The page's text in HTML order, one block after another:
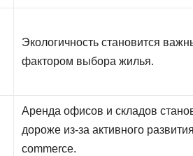
Экологичность становится
фактором выбора жилья.
Аренда офисов и складов
дороже из-за активного
commerce.